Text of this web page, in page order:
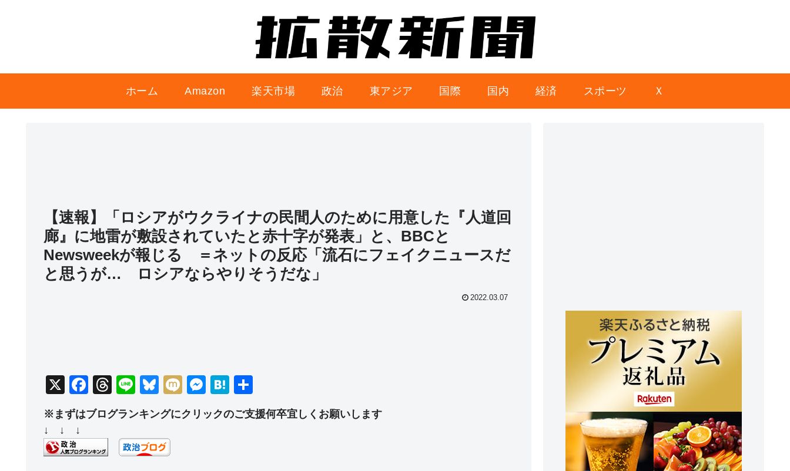
ホーム Amazon 楽天市場 政治 東アジア 国際 国内 経済 スポーツ Ｘ
【速報】「ロシアがウクライナの民間人のために用意した『人道回
廊』に地雷が敷設されていたと赤十字が発表」と、BBCと
Newsweekが報じる ＝ネットの反応「流石にフェイクニュースだ
と思うが… ロシアならやりそうだな」
2022.03.07
X
F
a
c
e
b
T
hr
e
a
d
Li
e
Bl
e
sk
y
M
M
ss
H
e
有
※まずはブログランキングにクリックのご支援何卒宜しくお願いします
↓ ↓ ↓